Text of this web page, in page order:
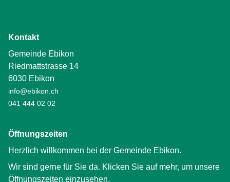
Kontakt
Gemeinde Ebikon
Riedmattstrasse 14
6030 Ebikon
info@ebikon.ch
041 444 02 02
Öffnungszeiten
Herzlich willkommen bei der Gemeinde Ebikon.
Wir sind gerne für Sie da. Klicken Sie auf mehr, um unsere
Öffnungszeiten einzusehen.